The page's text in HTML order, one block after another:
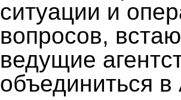
ситуации и
вопросов,
ведущие
объединиться